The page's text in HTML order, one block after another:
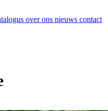
over ons nieuws contact